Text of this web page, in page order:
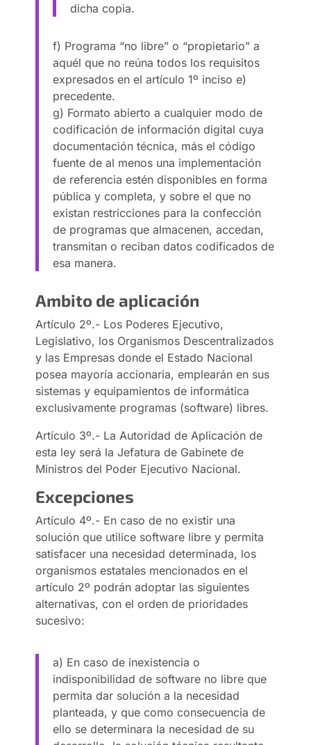
dicha copia.
f) Programa “no libre” o “propietario” a
aquél que no reúna todos los requisitos
expresados en el artículo 1º inciso e)
precedente.
g) Formato abierto a cualquier modo de
codificación de información digital cuya
documentación técnica, más el código
fuente de al menos una implementación
de referencia estén disponibles en forma
pública y completa, y sobre el que no
existan restricciones para la confección
de programas que almacenen, accedan,
transmitan o reciban datos codificados de
esa manera.
Ambito de aplicación
Artículo 2º.- Los Poderes Ejecutivo,
Legislativo, los Organismos Descentralizados
y las Empresas donde el Estado Nacional
posea mayoría accionaria, emplearán en sus
sistemas y equipamientos de informática
exclusivamente programas (software) libres.
Artículo 3º.- La Autoridad de Aplicación de
esta ley será la Jefatura de Gabinete de
Ministros del Poder Ejecutivo Nacional.
Excepciones
Artículo 4º.- En caso de no existir una
solución que utilice software libre y permita
satisfacer una necesidad determinada, los
organismos estatales mencionados en el
artículo 2º podrán adoptar las siguientes
alternativas, con el orden de prioridades
sucesivo:
a) En caso de inexistencia o
indisponibilidad de software no libre que
permita dar solución a la necesidad
planteada, y que como consecuencia de
ello se determinara la necesidad de su